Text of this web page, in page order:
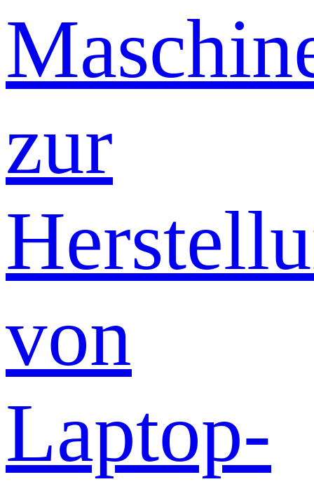
zur
von
Laptop-